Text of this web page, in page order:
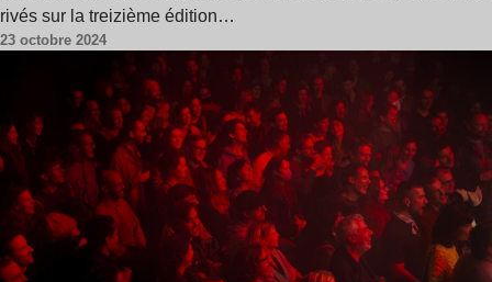
rivés sur la treizième édition…
23 octobre 2024